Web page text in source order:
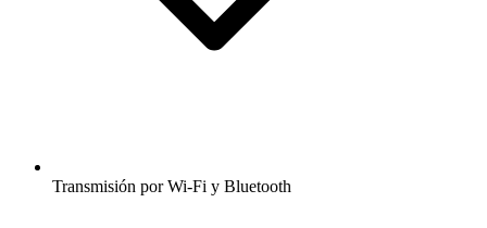
Transmisión por Wi-Fi y Bluetooth